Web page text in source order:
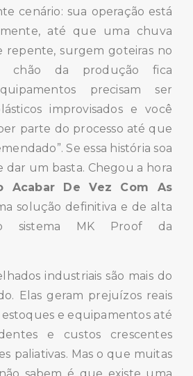
cenário: sua operação está
até que uma chuva
repente, surgem goteiras no
chão da produção fica
precisam ser
improvisados e você
parte do processo até que
Se essa história soa
dar um basta. Chegou a hora
Acabar De Vez Com As
solução definitiva e de alta
o sistema MK Proof da
industriais são mais do
Elas geram prejuízos reais
e equipamentos até
e custos crescentes
paliativas. Mas o que muitas
sabem é que existe uma